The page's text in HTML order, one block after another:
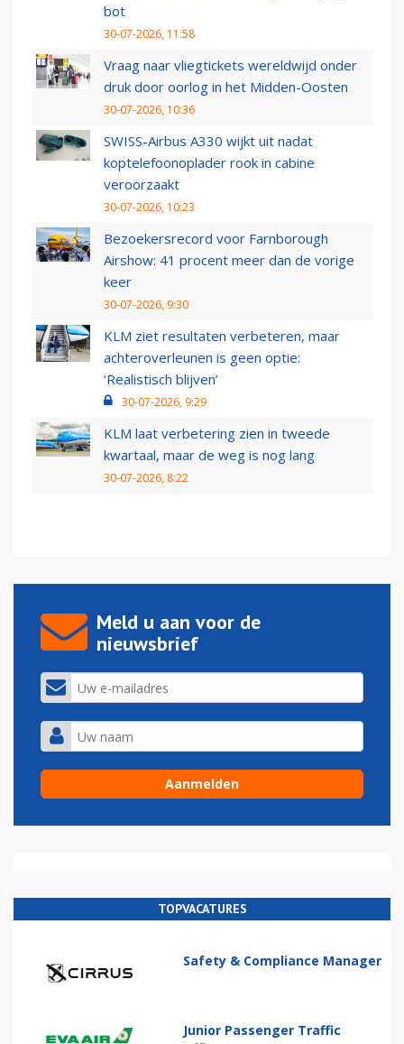
bot
30-07-2026, 11:58
Vraag naar vliegtickets wereldwijd onder
druk door oorlog in het Midden-Oosten
30-07-2026, 10:36
SWISS-Airbus A330 wijkt uit nadat
koptelefoonoplader rook in cabine
veroorzaakt
30-07-2026, 10:23
Bezoekersrecord voor Farnborough
Airshow: 41 procent meer dan de vorige
keer
30-07-2026, 9:30
KLM ziet resultaten verbeteren, maar
achteroverleunen is geen optie:
‘Realistisch blijven’
30-07-2026, 9:29
KLM laat verbetering zien in tweede
kwartaal, maar de weg is nog lang
30-07-2026, 8:22
Meld u aan voor de
nieuwsbrief
TOPVACATURES
Safety & Compliance Manager
Junior Passenger Traffic